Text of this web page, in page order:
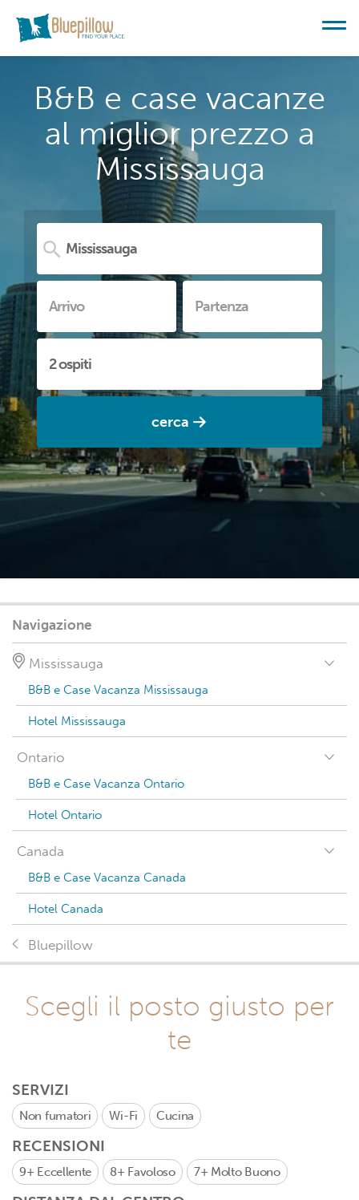
B&B e case vacanze
al miglior prezzo a
Mississauga
cerca
Navigazione
Mississauga
B&B e Case Vacanza Mississauga
Hotel Mississauga
Ontario
B&B e Case Vacanza Ontario
Hotel Ontario
Canada
B&B e Case Vacanza Canada
Hotel Canada
Bluepillow
Scegli il posto giusto per
te
SERVIZI
Non fumatori Wi-Fi Cucina
RECENSIONI
9+ Eccellente 8+ Favoloso 7+ Molto Buono